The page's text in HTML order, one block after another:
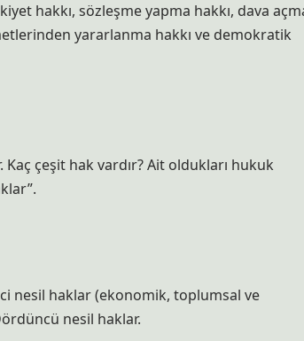
hakkı, sözleşme yapma hakkı, dava
yararlanma hakkı ve demokratik
çeşit hak vardır? Ait oldukları hukuk
nesil haklar (ekonomik, toplumsal ve
nesil haklar.